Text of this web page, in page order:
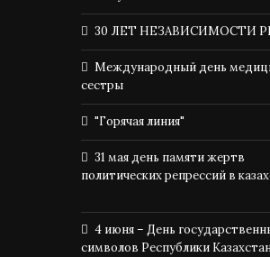
30 ЛЕТ НЕЗАВИСИМОСТИ
Международный день
сестры
"Горячая линия"
31 мая день памяти жертв
политических репрессий в
4 июня – День
символов Республики